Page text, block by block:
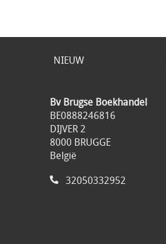
NIEUW
Bv Brugse Boekhandel
BE0888246816
DIJVER 2
8000 BRUGGE
België
32050332952